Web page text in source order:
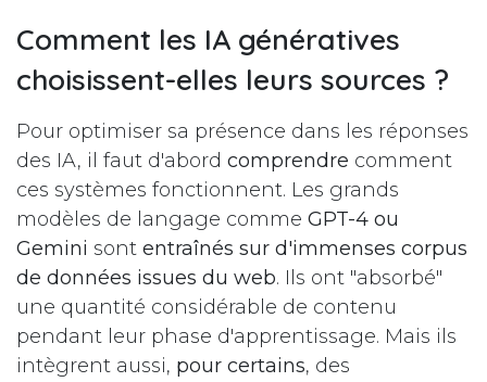
Comment les IA génératives
choisissent-elles leurs sources ?
Pour optimiser sa présence dans les réponses
des IA, il faut d'abord comprendre comment
ces systèmes fonctionnent. Les grands
modèles de langage comme GPT-4 ou
Gemini sont entraînés sur d'immenses corpus
de données issues du web. Ils ont "absorbé"
une quantité considérable de contenu
pendant leur phase d'apprentissage. Mais ils
intègrent aussi, pour certains, des